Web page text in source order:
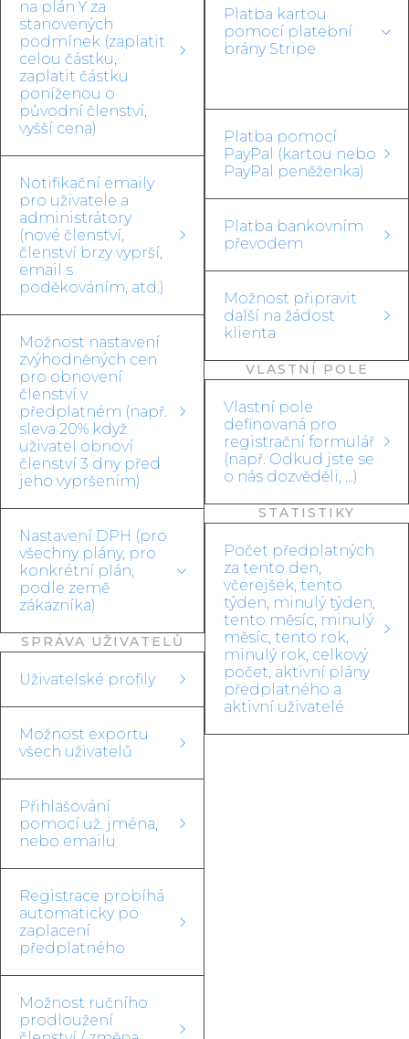
na plán Y za
stanovených
podmínek (zaplatit
celou částku,
zaplatit částku
poníženou o
původní členství,
vyšší cena)
Notifikační emaily
pro uživatele a
administrátory
(nové členství,
členství brzy vyprší,
email s
poděkováním, atd.)
Možnost nastavení
zvýhodněných cen
pro obnovení
členství v
předplatném (např.
sleva 20% když
uživatel obnoví
členství 3 dny před
jeho vypršením)
Nastavení DPH (pro
všechny plány, pro
konkrétní plán,
podle země
zákazníka)
SPRÁVA UŽIVATELŮ
Uživatelské profily
Možnost exportu
všech uživatelů
Přihlašování
pomocí už. jména,
nebo emailu
Registrace probíhá
automaticky po
zaplacení
předplatného
Možnost ručního
prodloužení
Platba kartou
pomocí platební
brány Stripe
Platba pomocí
PayPal (kartou nebo
PayPal peněženka)
Platba bankovním
převodem
Možnost připravit
další na žádost
klienta
VLASTNÍ POLE
Vlastní pole
definovaná pro
registrační formulář
(např. Odkud jste se
o nás dozvěděli, ...)
STATISTIKY
Počet předplatných
za tento den,
včerejšek, tento
týden, minulý týden,
tento měsíc, minulý
měsíc, tento rok,
minulý rok, celkový
počet, aktivní plány
předplatného a
aktivní uživatelé